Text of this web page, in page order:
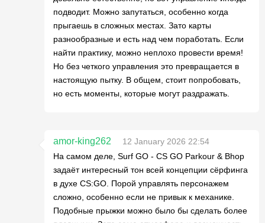
подводит. Можно запутаться, особенно когда
прыгаешь в сложных местах. Зато карты
разнообразные и есть над чем поработать. Если
найти практику, можно неплохо провести время!
Но без четкого управления это превращается в
настоящую пытку. В общем, стоит попробовать,
но есть моменты, которые могут раздражать.
amor-king262
12 January 2026 22:54
На самом деле, Surf GO - CS GO Parkour & Bhop
задаёт интересный тон всей концепции сёрфинга
в духе CS:GO. Порой управлять персонажем
сложно, особенно если не привык к механике.
Подобные прыжки можно было бы сделать более